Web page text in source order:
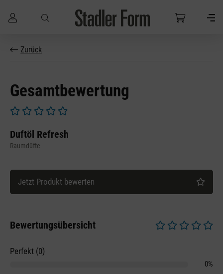
Zum Hauptinhalt springen
Zurück
Gesamtbewertung
Duftöl Refresh
Raumdüfte
Jetzt Produkt bewerten
Bewertungsübersicht
Perfekt (0)
0%